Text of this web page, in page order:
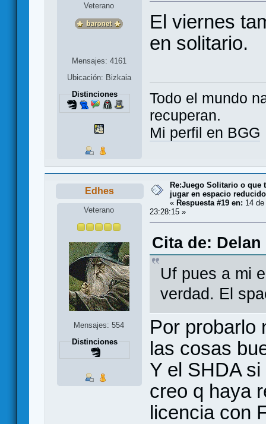
Veterano
Mensajes: 4161
Ubicación: Bizkaia
Distinciones
El viernes
en solitario.
Todo el mundo
recuperan.
Mi perfil en BGG
Edhes
Veterano
Mensajes: 554
Distinciones
Re:Juego Solitario o que
jugar en espacio
« Respuesta #19 en: 14
23:28:15 »
Cita de: Delan
Uf pues a mi
verdad. El
Por probarlo
las cosas
Y el SHDA
creo q haya
licencia con